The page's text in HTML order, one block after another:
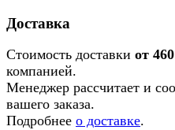
Доставка
Стоимость доставки от
компанией.
Менеджер рассчитает и
вашего заказа.
Подробнее о доставке.